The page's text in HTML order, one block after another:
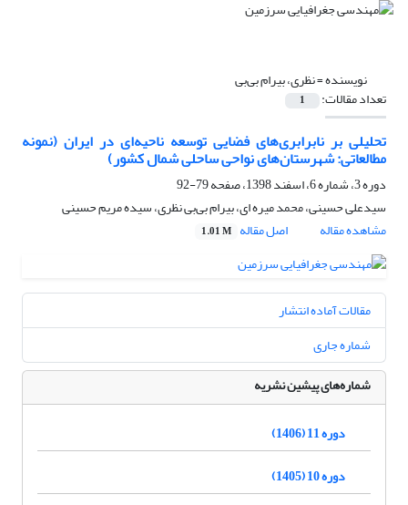
نویسنده =نظری، بیرام بی‌بی
تعداد مقالات: 1
تحلیلی بر نابرابری‌های فضایی توسعه ناحیه‌ای در ایران (نمونه
مطالعاتی: شهرستان‌های نواحی ساحلی شمال کشور)
دوره 3، شماره 6، اسفند 1398، صفحه
79-92
سیدعلی حسینی، محمد میره ای، بیرام بی‌بی نظری، سیده مریم حسینی
مشاهده مقاله
اصل مقاله 1.01 M
مقالات آماده انتشار
شماره جاری
شماره‌های پیشین نشریه
دوره 11 (1406)
دوره 10 (1405)